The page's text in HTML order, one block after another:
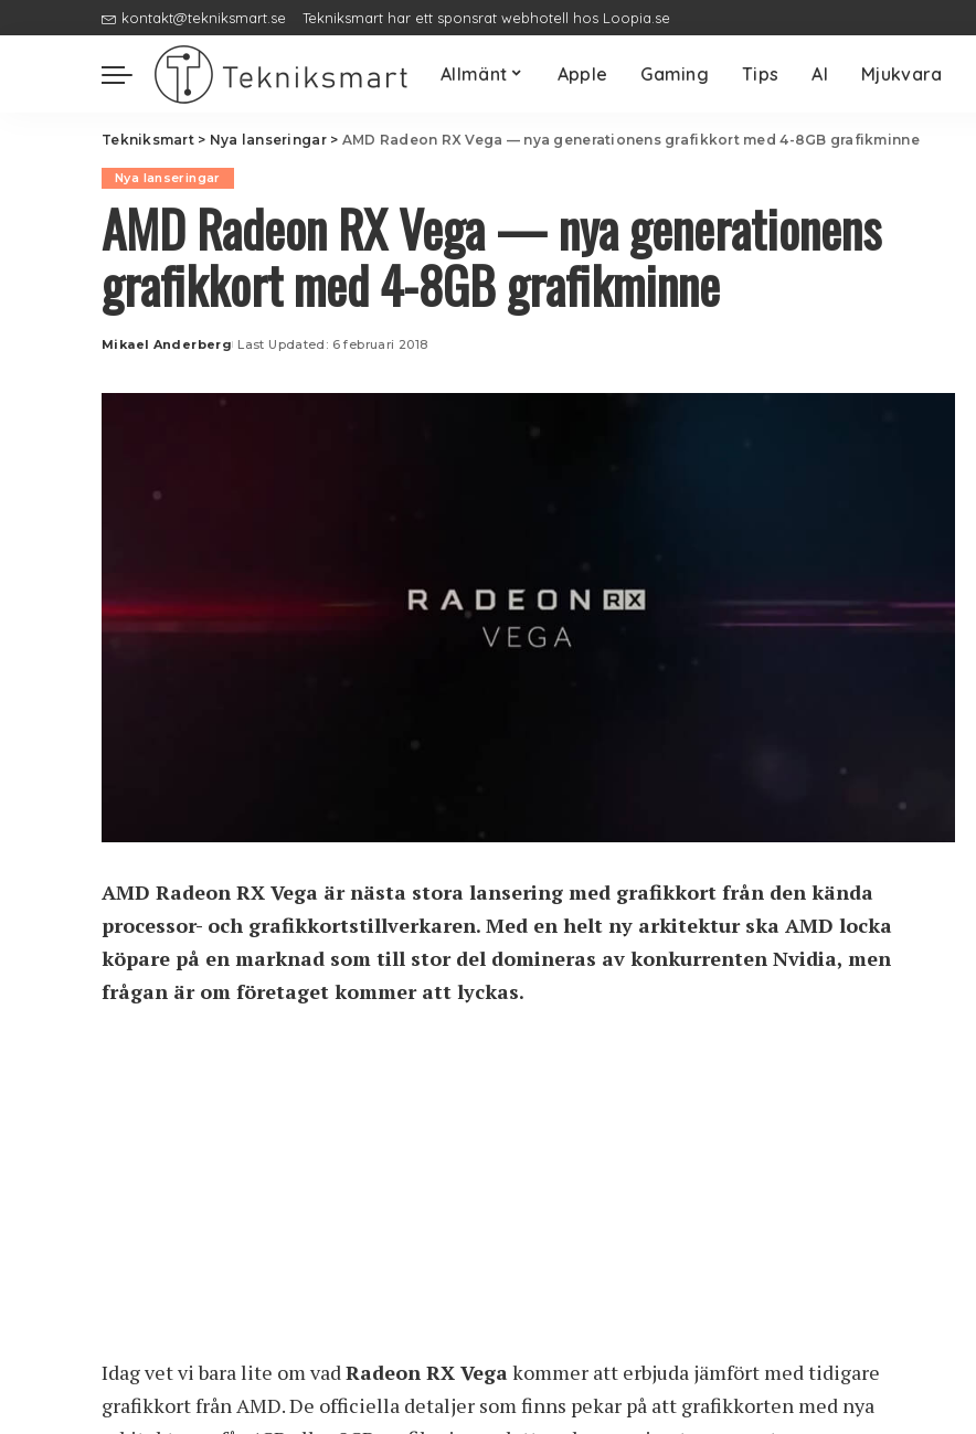
kontakt@tekniksmart.se Tekniksmart har ett sponsrat webhotell hos Loopia.se
Allmänt Apple Gaming Tips AI Mjukvara
Tekniksmart> Nya lanseringar> AMD Radeon RX Vega — nya generationens grafikkort med 4-8GB grafikminne
Nya lanseringar
AMD Radeon RX Vega — nya generationens
grafikkort med 4-8GB grafikminne
Posted
Mikael Anderberg Last Updated: 6 februari 2018
AMD Radeon RX Vega är nästa stora lansering med grafikkort från den kända
processor- och grafikkortstillverkaren. Med en helt ny arkitektur ska AMD locka
köpare på en marknad som till stor del domineras av konkurrenten Nvidia, men
frågan är om företaget kommer att lyckas.
Idag vet vi bara lite om vadRadeon RX Vega kommer att erbjuda jämfört med tidigare
grafikkort från AMD. De officiella detaljer som finns pekar på att grafikkorten med nya